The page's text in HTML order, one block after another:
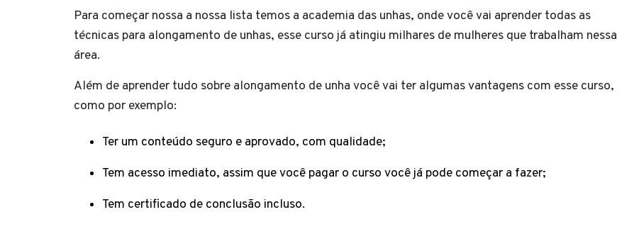
Para começar nossa a nossa lista temos a academia das unhas, onde você vai aprender todas as
técnicas para alongamento de unhas, esse curso já atingiu milhares de mulheres que trabalham nessa
área.
Além de aprender tudo sobre alongamento de unha você vai ter algumas vantagens com esse curso,
como por exemplo:
Ter um conteúdo seguro e aprovado, com qualidade;
Tem acesso imediato, assim que você pagar o curso você já pode começar a fazer;
Tem certificado de conclusão incluso.